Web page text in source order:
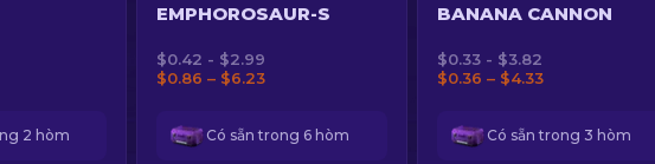
2 hòm
EMPHOROSAUR-S
$0.42 - $2.99
$0.86 – $6.23
Có sẵn trong 6 hòm
BANANA CANNON
$0.33 - $3.82
$0.36 – $4.33
Có sẵn trong 3 hòm